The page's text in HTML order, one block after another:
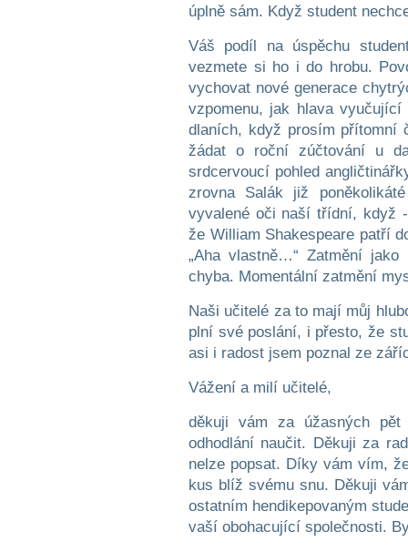
úplně sám. Když student
Váš podíl na úspěchu
vezmete si ho i do hrobu.
vychovat nové generace
vzpomenu, jak hlava
dlaních, když prosím přítomní
žádat o roční zúčtování u
srdcervoucí pohled
zrovna Salák již
vyvalené oči naší třídní, když
že William Shakespeare patří
„Aha vlastně…“ Zatmění
chyba. Momentální zatmění
Naši učitelé za to mají můj
plní své poslání, i přesto, že
asi i radost jsem poznal ze
Vážení a milí učitelé,
děkuji vám za úžasných
odhodlání naučit. Děkuji za
nelze popsat. Díky vám vím,
kus blíž svému snu. Děkuji
ostatním hendikepovaným
vaší obohacující společnosti.